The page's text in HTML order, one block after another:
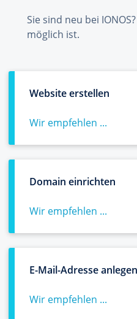
Sie sind neu bei
möglich ist.
Website erstellen
Wir empfehlen ...
Domain einrichten
Wir empfehlen ...
E-Mail-Adresse anlegen
Wir empfehlen ...